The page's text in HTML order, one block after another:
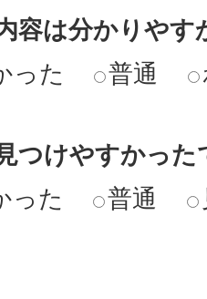
容は分かりやす
った
普通
つけやすかった
った
普通